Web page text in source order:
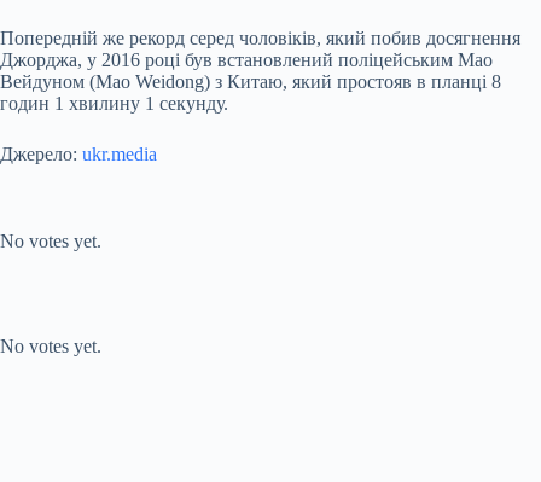
Попередній же рекорд серед чоловіків, який побив досягнення
Джорджа, у 2016 році був встановлений поліцейським Мао
Вейдуном (Mao Weidong) з Китаю, який простояв в планці 8
годин 1 хвилину 1 секунду.
Джерело: ukr.media
No votes yet.
No votes yet.